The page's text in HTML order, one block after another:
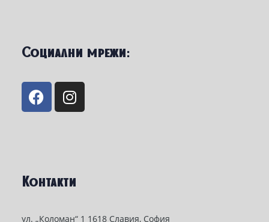
Социални мрежи:
Контакти
ул. „Коломан“ 1 1618 Славия, София